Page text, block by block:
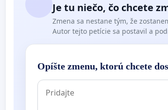
Je tu niečo, čo chcete
Zmena sa nestane tým, že
Autor tejto petície sa postavil a
Opíšte zmenu, ktorú chcete